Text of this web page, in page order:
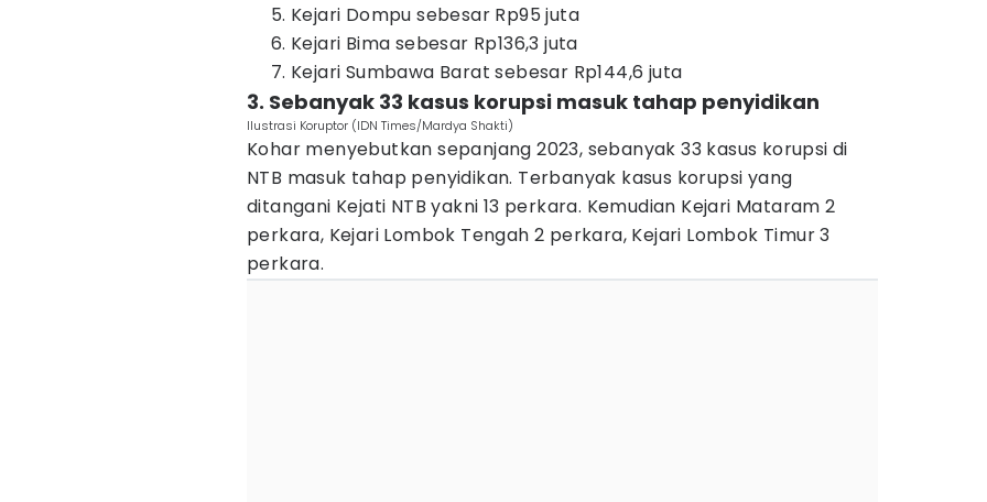
Kejari Dompu sebesar Rp95 juta
Kejari Bima sebesar Rp136,3 juta
Kejari Sumbawa Barat sebesar Rp144,6 juta
3. Sebanyak 33 kasus korupsi masuk tahap penyidikan
Ilustrasi Koruptor (IDN Times/Mardya Shakti)
Kohar menyebutkan sepanjang 2023, sebanyak 33 kasus korupsi di
NTB masuk tahap penyidikan. Terbanyak kasus korupsi yang
ditangani Kejati NTB yakni 13 perkara. Kemudian Kejari Mataram 2
perkara, Kejari Lombok Tengah 2 perkara, Kejari Lombok Timur 3
perkara.